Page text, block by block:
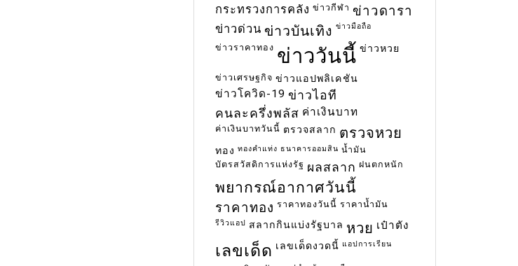
กระทรวงการคลัง ข่าวกีฬา ข่าวดารา
ข่าวด่วน ข่าวบันเทิง ข่าวมือถือ
ข่าวราคาทอง ข่าววันนี้ ข่าวหวย
ข่าวเศรษฐกิจ ข่าวแอปพลิเคชัน
ข่าวโควิด-19 ข่าวไอที
คนละครึ่งพลัส ค่าเงินบาท
ค่าเงินบาทวันนี้ ตรวจสลาก ตรวจหวย
ทอง ทองคำแท่ง ธนาคารออมสิน น้ำมัน
บัตรสวัสดิการแห่งรัฐ ผลสลาก ฝนตกหนัก
พยากรณ์อากาศวันนี้
ราคาทอง ราคาทองวันนี้ ราคาน้ำมัน
รีวิวแอป สลากกินแบ่งรัฐบาล หวย เป๋าตัง
เลขเด็ด เลขเด็ดงวดนี้ แอปการเรียน